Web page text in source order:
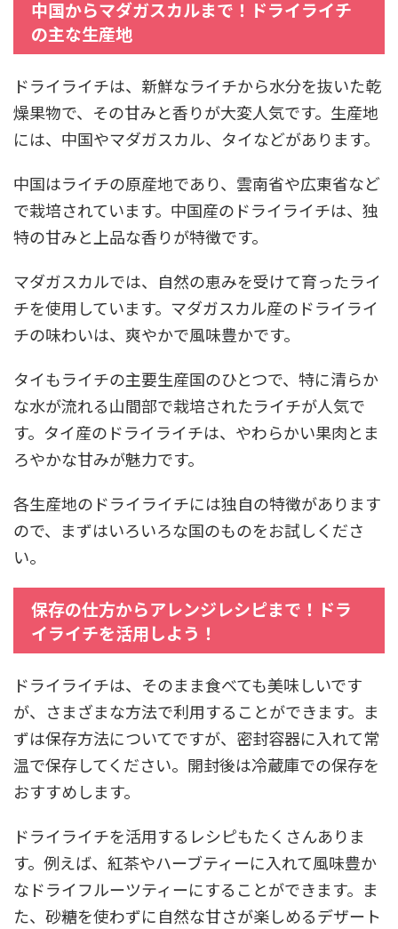
中国からマダガスカルまで！ドライライチ
の主な生産地
ドライライチは、新鮮なライチから水分を抜いた乾
燥果物で、その甘みと香りが大変人気です。生産地
には、中国やマダガスカル、タイなどがあります。
中国はライチの原産地であり、雲南省や広東省など
で栽培されています。中国産のドライライチは、独
特の甘みと上品な香りが特徴です。
マダガスカルでは、自然の恵みを受けて育ったライ
チを使用しています。マダガスカル産のドライライ
チの味わいは、爽やかで風味豊かです。
タイもライチの主要生産国のひとつで、特に清らか
な水が流れる山間部で栽培されたライチが人気で
す。タイ産のドライライチは、やわらかい果肉とま
ろやかな甘みが魅力です。
各生産地のドライライチには独自の特徴があります
ので、まずはいろいろな国のものをお試しくださ
い。
保存の仕方からアレンジレシピまで！ドラ
イライチを活用しよう！
ドライライチは、そのまま食べても美味しいです
が、さまざまな方法で利用することができます。ま
ずは保存方法についてですが、密封容器に入れて常
温で保存してください。開封後は冷蔵庫での保存を
おすすめします。
ドライライチを活用するレシピもたくさんありま
す。例えば、紅茶やハーブティーに入れて風味豊か
なドライフルーツティーにすることができます。ま
た、砂糖を使わずに自然な甘さが楽しめるデザート